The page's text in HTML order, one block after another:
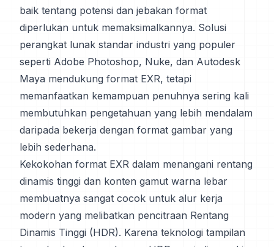
baik tentang potensi dan jebakan format
diperlukan untuk memaksimalkannya. Solusi
perangkat lunak standar industri yang populer
seperti Adobe Photoshop, Nuke, dan Autodesk
Maya mendukung format EXR, tetapi
memanfaatkan kemampuan penuhnya sering kali
membutuhkan pengetahuan yang lebih mendalam
daripada bekerja dengan format gambar yang
lebih sederhana.
Kekokohan format EXR dalam menangani rentang
dinamis tinggi dan konten gamut warna lebar
membuatnya sangat cocok untuk alur kerja
modern yang melibatkan pencitraan Rentang
Dinamis Tinggi (HDR). Karena teknologi tampilan